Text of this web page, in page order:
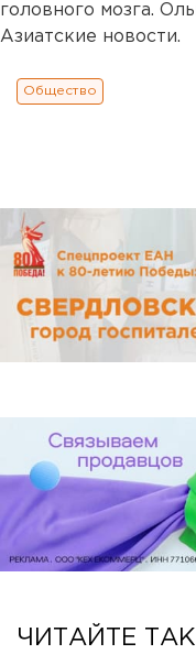
головного мозга.
Азиатские новости.
Общество
ЧИТАЙТЕ